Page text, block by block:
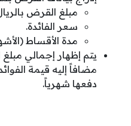
مبلغ القرض
سعر الفائدة.
مدة الأقساط
يتم إظهار إجمالي
مضافاً إليه قيمة
دفعها شهرياً.